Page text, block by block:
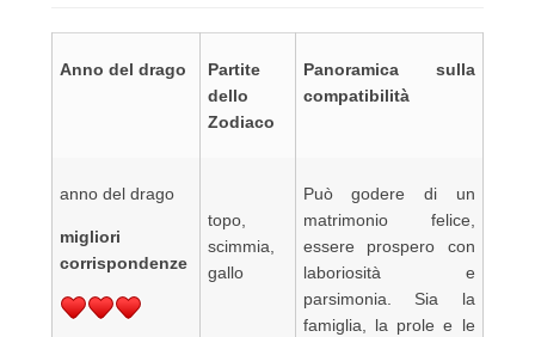
Anno del drago
Partite
dello
Zodiaco
Panoramica sulla
compatibilità
anno del drago
migliori
corrispondenze
topo,
scimmia,
gallo
Può godere di un
matrimonio felice,
essere prospero con
laboriosità e
parsimonia. Sia la
famiglia, la prole e le